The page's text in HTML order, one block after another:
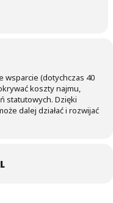
wsparcie (dotychczas 40
koszty najmu,
statutowych. Dzięki
dalej działać i rozwijać